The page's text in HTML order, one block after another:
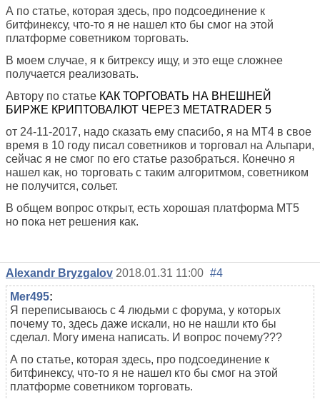
А по статье, которая здесь, про подсоединение к
битфинексу, что-то я не нашел кто бы смог на этой
платформе советником торговать.
В моем случае, я к битрексу ищу, и это еще сложнее
получается реализовать.
Автору по статье КАК ТОРГОВАТЬ НА ВНЕШНЕЙ
БИРЖЕ КРИПТОВАЛЮТ ЧЕРЕЗ METATRADER 5
от 24-11-2017, надо сказать ему спасибо, я на МТ4 в свое
время в 10 году писал советников и торговал на Альпари,
сейчас я не смог по его статье разобраться. Конечно я
нашел как, но торговать с таким алгоритмом, советником
не получится, сольет.
В общем вопрос открыт, есть хорошая платформа МТ5
но пока нет решения как.
Alexandr Bryzgalov 2018.01.31 11:00 #4
Mer495:
Я переписываюсь с 4 людьми с форума, у которых
почему то, здесь даже искали, но не нашли кто бы
сделал. Могу имена написать. И вопрос почему???
А по статье, которая здесь, про подсоединение к
битфинексу, что-то я не нашел кто бы смог на этой
платформе советником торговать.